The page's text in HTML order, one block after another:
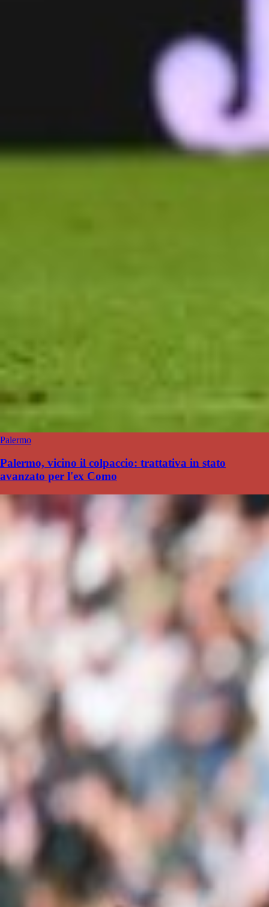
Palermo
Palermo, vicino il colpaccio: trattativa in stato
avanzato per l'ex Como